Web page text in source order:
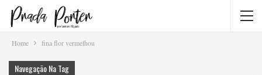
Home fina flor vermelhou
Navegação Na Tag